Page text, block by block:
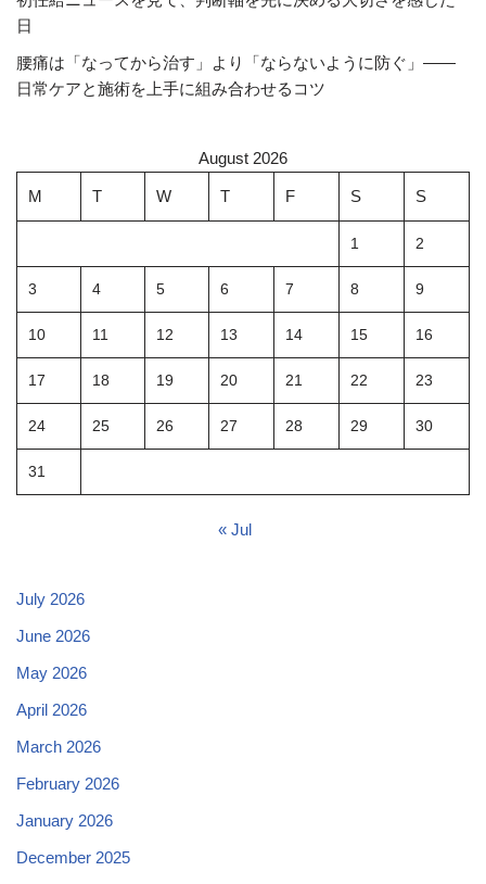
日
腰痛は「なってから治す」より「ならないように防ぐ」――
日常ケアと施術を上手に組み合わせるコツ
August 2026
M T W T F S S
1 2
3 4 5 6 7 8 9
10 11 12 13 14 15 16
17 18 19 20 21 22 23
24 25 26 27 28 29 30
31
« Jul
July 2026
June 2026
May 2026
April 2026
March 2026
February 2026
January 2026
December 2025